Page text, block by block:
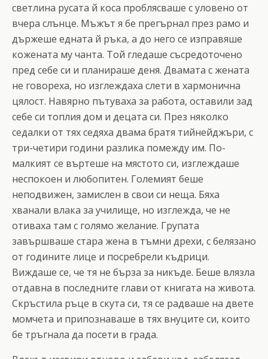
светлина русата й коса проблясваше с уловено от
вчера слънце. Мъжът я бе прегърнал през рамо и
държеше едната й ръка, а до него се изправяше
кожената му чанта. Той гледаше съсредоточено
пред себе си и планираше деня. Двамата с жената
не говореха, но изглеждаха слети в хармонична
цялост. Навярно пътуваха за работа, оставили зад
себе си топлия дом и децата си. През няколко
седалки от тях седяха двама братя тийнейджъри, с
три-четири години разлика помежду им. По-
малкият се въртеше на мястото си, изглеждаше
неспокоен и любопитен. Големият беше
неподвижен, замислен в свои си неща. Бяха
хванали влака за училище, но изглежда, че не
отиваха там с голямо желание. Групата
завършваше стара жена в тъмни дрехи, с белязано
от годините лице и посребрели къдрици.
Виждаше се, че тя не бърза за никъде. Беше влязла
отдавна в последните глави от книгата на живота.
Скръстила ръце в скута си, тя се радваше на двете
момчета и припознаваше в тях внуците си, които
бе тръгнала да посети в града.